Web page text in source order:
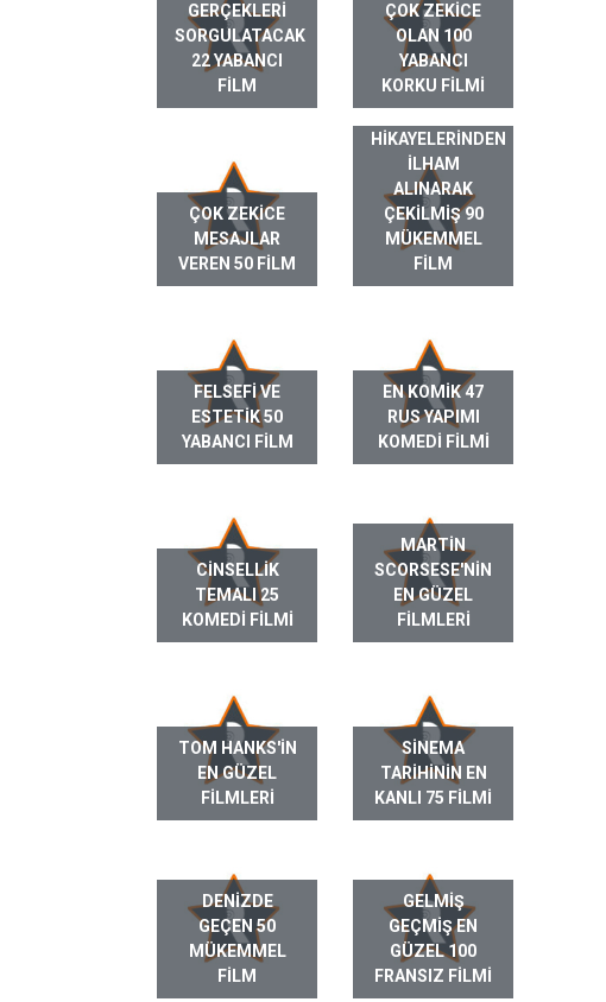
GERÇEKLERI
SORGULATACAK
22 YABANCI
FILM
ÇOK ZEKICE
OLAN 100
YABANCI
KORKU FILMI
ÇOK ZEKICE
MESAJLAR
VEREN 50 FILM
GERÇEK HAYAT
HIKAYELERINDEN
ILHAM
ALINARAK
ÇEKILMIŞ 90
MÜKEMMEL
FILM
FELSEFI VE
ESTETIK 50
YABANCI FILM
EN KOMIK 47
RUS YAPIMI
KOMEDI FILMI
CINSELLIK
TEMALI 25
KOMEDI FILMI
MARTIN
SCORSESE'NIN
EN GÜZEL
FILMLERI
TOM HANKS'IN
EN GÜZEL
FILMLERI
SINEMA
TARIHININ EN
KANLI 75 FILMI
DENIZDE
GEÇEN 50
MÜKEMMEL
FILM
GELMIŞ
GEÇMIŞ EN
GÜZEL 100
FRANSIZ FILMI